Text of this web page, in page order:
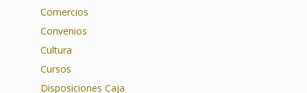
Comercios
Convenios
Cultura
Cursos
Disposiciones Caja